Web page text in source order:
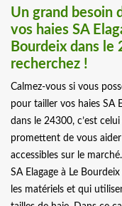
Un grand besoin
vos haies SA
Bourdeix dans le
recherchez !
Calmez-vous si vous
pour tailler vos haies SA
dans le 24300, c’est
promettent de vous
accessibles sur le
SA Elagage à Le
les matériels et qui